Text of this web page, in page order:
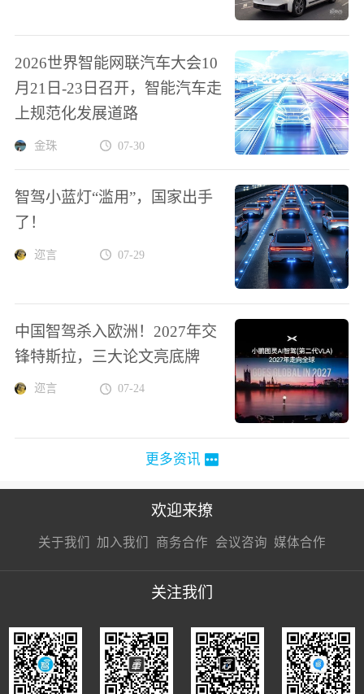
2026世界智能网联汽车大会10
月21日-23日召开，智能汽车走
上规范化发展道路
金珠 07-30
智驾小蓝灯“滥用”，国家出手
了！
迩言 07-29
中国智驾杀入欧洲！2027年交
锋特斯拉，三大论文亮底牌
迩言 07-24
更多资讯
欢迎来撩
关于我们 加入我们
接扔简历
商务合作
接开聊
会议咨询 媒体合作
接开聊
关注我们